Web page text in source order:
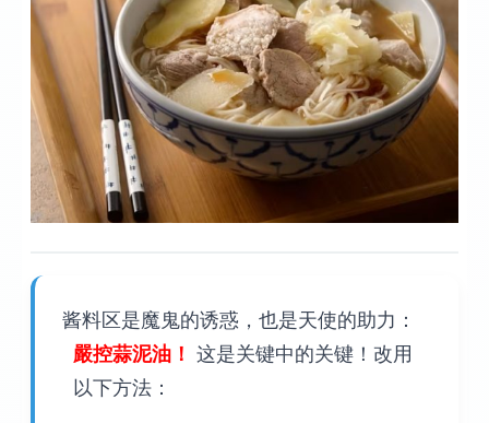
酱料区是魔鬼的诱惑，也是天使的助力：
嚴控蒜泥油！ 这是关键中的关键！改用
以下方法：